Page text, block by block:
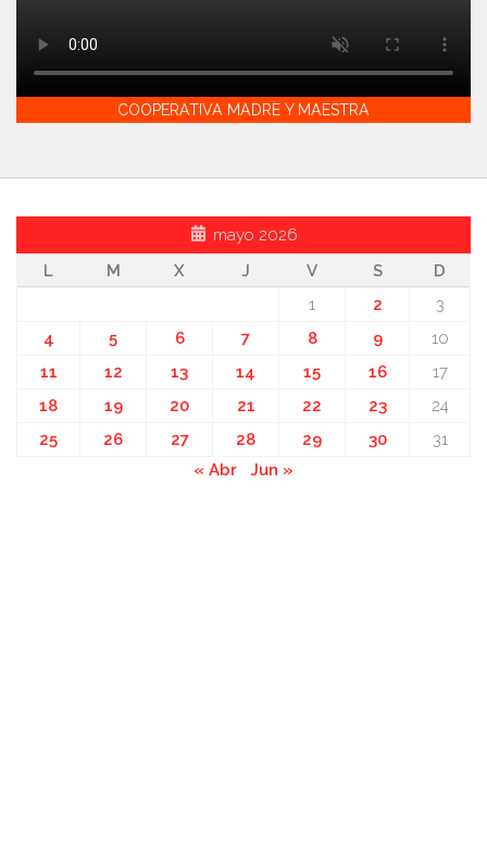
COOPERATIVA MADRE Y MAESTRA
mayo 2026
L
M X J V S
D
1
2
3
4
5 6 7 8 9
10
11
12 13 14 15 16
17
18
19 20 21 22 23
24
25
26 27 28 29 30
31
« Abr
Jun »